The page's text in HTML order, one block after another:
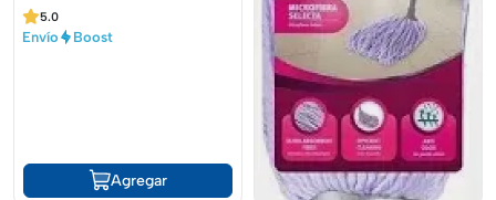
5.0
Envío Boost
Agregar